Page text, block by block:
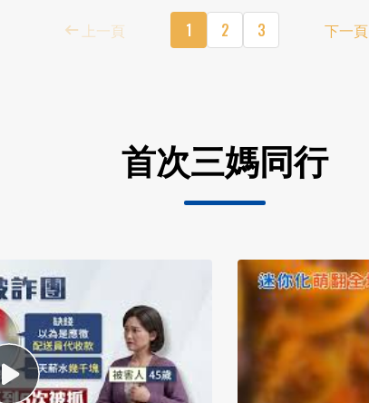
上一頁 1 2 3 下一頁
首次三媽同行